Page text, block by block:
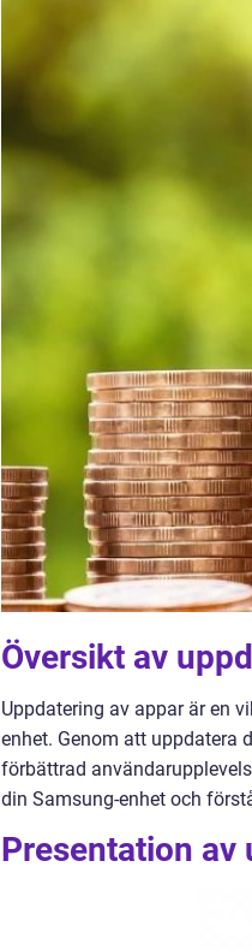
Översikt av
Uppdatering av appar är en
enhet. Genom att uppdatera
förbättrad
din Samsung-enhet och
Presentation av